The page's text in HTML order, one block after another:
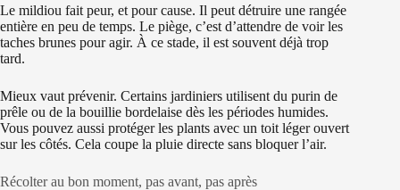
Le mildiou fait peur, et pour cause. Il peut détruire une rangée
entière en peu de temps. Le piège, c’est d’attendre de voir les
taches brunes pour agir. À ce stade, il est souvent déjà trop
tard.
Mieux vaut prévenir. Certains jardiniers utilisent du purin de
prêle ou de la bouillie bordelaise dès les périodes humides.
Vous pouvez aussi protéger les plants avec un toit léger ouvert
sur les côtés. Cela coupe la pluie directe sans bloquer l’air.
Récolter au bon moment, pas avant, pas après